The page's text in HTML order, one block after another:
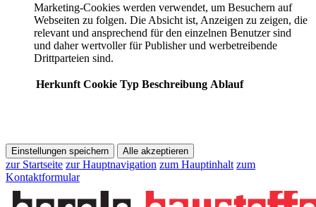
Marketing-Cookies werden verwendet, um Besuchern auf
Webseiten zu folgen. Die Absicht ist, Anzeigen zu zeigen, die
relevant und ansprechend für den einzelnen Benutzer sind
und daher wertvoller für Publisher und werbetreibende
Drittparteien sind.
Herkunft Cookie Typ Beschreibung Ablauf
Einstellungen speichern Alle akzeptieren
zur Startseite zur Hauptnavigation zum Hauptinhalt zum
Kontaktformular